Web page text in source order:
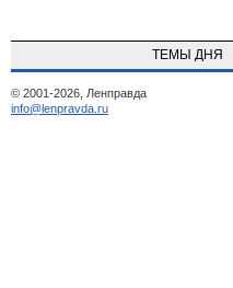
ТЕМЫ ДНЯ
© 2001-2026, Ленправда
info@lenpravda.ru